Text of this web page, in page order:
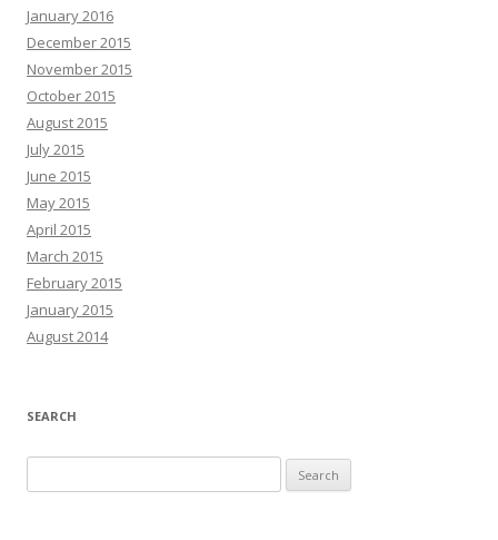
January 2016
December 2015
November 2015
October 2015
August 2015
July 2015
June 2015
May 2015
April 2015
March 2015
February 2015
January 2015
August 2014
SEARCH
for: